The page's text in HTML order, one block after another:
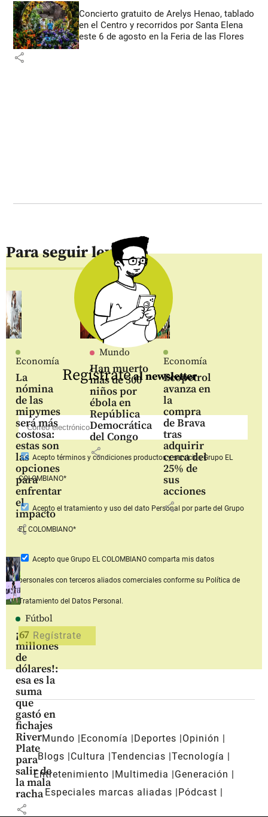
Concierto gratuito de Arelys Henao, tablado
en el Centro y recorridos por Santa Elena
este 6 de agosto en la Feria de las Flores
share
Para seguir leyendo
Economía
La
nómina
de las
mipymes
será más
costosa:
estas son
las
opciones
para
enfrentar
el
impacto
share
Mundo
Han muerto
más de 300
niños por
ébola en
República
Democrática
del Congo
share
Economía
Ecopetrol
avanza en
la
compra
de Brava
tras
adquirir
cerca del
25% de
sus
acciones
share
Fútbol
¡67
millones
de
dólares!:
esa es la
suma
que
gastó en
fichajes
River
Plate
para
salir de
la mala
racha
share
Regístrateal newsletter
Aceptotérminos y condiciones productos y serviciosGrupo EL
COLOMBIANO*
Acepto el tratamiento y uso del dato Personal por parte del Grupo
EL COLOMBIANO*
Acepto que Grupo EL COLOMBIANOcomparta mis datos
personales con terceros aliados comerciales conforme su Política de
Tratamiento del Datos Personal.
Mundo Economía Deportes
Opinión
Blogs
Cultura Tendencias Tecnología
Entretenimiento
Multimedia
Generación
Especiales marcas aliadas
Pódcast